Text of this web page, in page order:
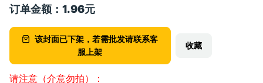
订单金额： 1.96元
该封面已下架，若需批发请联系客
服上架
收藏
请注意（介意勿拍）：